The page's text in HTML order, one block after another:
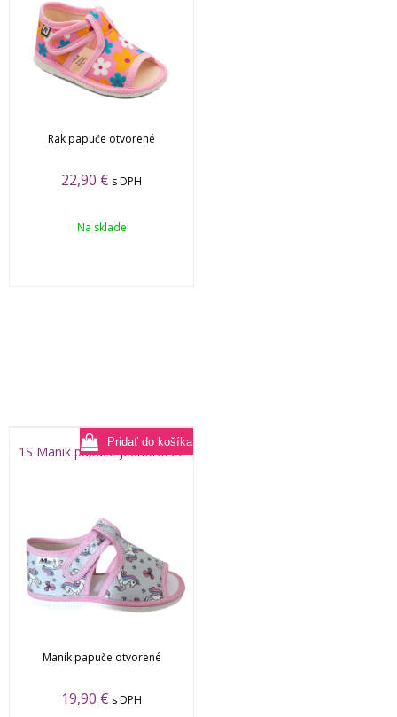
Rak papuče otvorené
22,90 € s DPH
Na sklade
1S Manik papuče jednorožec
Manik papuče otvorené
19,90 € s DPH